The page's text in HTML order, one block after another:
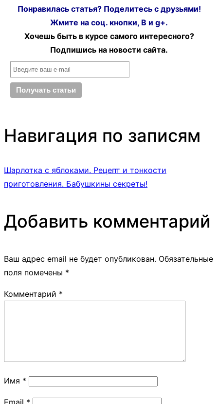
Понравилась статья? Поделитесь с друзьями!
Жмите на соц. кнопки, В и g+.
Хочешь быть в курсе самого интересного?
Подпишись на новости сайта.
Навигация по записям
Шарлотка с яблоками. Рецепт и тонкости
приготовления. Бабушкины секреты!
Добавить комментарий
Ваш адрес email не будет опубликован. Обязательные
поля помечены *
Комментарий *
Имя *